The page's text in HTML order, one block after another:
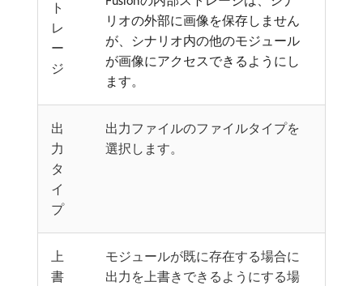
ト
レ
ー
ジ
リオの外部に画像を保存しません
が、シナリオ内の他のモジュール
が画像にアクセスできるようにし
ます。
出
力
タ
イ
プ
出力ファイルのファイルタイプを
選択します。
上
書
モジュールが既に存在する場合に
出力を上書きできるようにする場